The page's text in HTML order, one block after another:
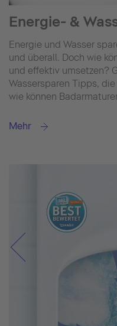
Energie- &
Energie und Wasser
und überall. Doch wie
und effektiv umsetzen?
Wassersparen Tipps,
wie können
Mehr